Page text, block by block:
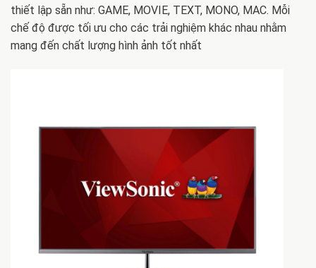
thiết lập sẵn như: GAME, MOVIE, TEXT, MONO, MAC. Mỗi
chế độ được tối ưu cho các trải nghiệm khác nhau nhằm
mang đến chất lượng hình ảnh tốt nhất